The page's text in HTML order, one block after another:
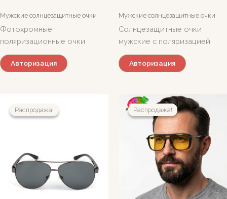
Мужские солнцезащитные очки
Фотохромные
поляризационные очки
Авторизация
Мужские солнцезащитные очки
Солнцезащитные очки
мужские с поляризацией
Авторизация
Распродажа!
Распродажа! Распродажа!
Распродажа!